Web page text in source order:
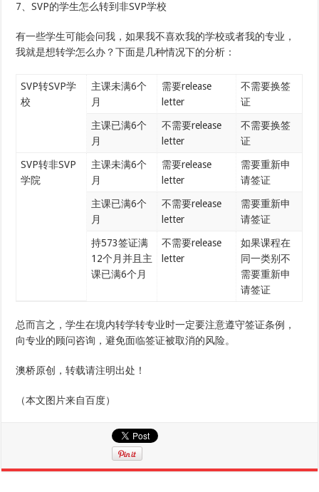
7、SVP的学生怎么转到非SVP学校
有一些学生可能会问我，如果我不喜欢我的学校或者我的专业，
我就是想转学怎么办？下面是几种情况下的分析：
SVP转SVP学
校
主课未满6个
月
需要release
letter
不需要换签
证
主课已满6个
月
不需要release
letter
不需要换签
证
SVP转非SVP
学院
主课未满6个
月
需要release
letter
需要重新申
请签证
主课已满6个
月
不需要release
letter
需要重新申
请签证
持573签证满
12个月并且主
课已满6个月
不需要release
letter
如果课程在
同一类别不
需要重新申
请签证
总而言之，学生在境内转学转专业时一定要注意遵守签证条例，
向专业的顾问咨询，避免面临签证被取消的风险。
澳桥原创，转载请注明出处！
（本文图片来自百度）